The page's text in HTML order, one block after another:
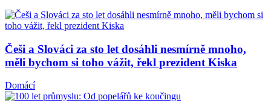
Češi a Slováci za sto let dosáhli nesmírně mnoho,
měli bychom si toho vážit, řekl prezident Kiska
Domácí